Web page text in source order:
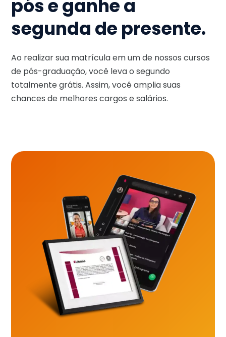
pós e ganhe a
segunda de presente.
Ao realizar sua matrícula em um de nossos cursos
de pós-graduação, você leva o segundo
totalmente grátis. Assim, você amplia suas
chances de melhores cargos e salários.